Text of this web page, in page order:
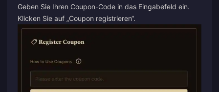
Geben Sie Ihren Coupon-Code in das Eingabefeld ein.